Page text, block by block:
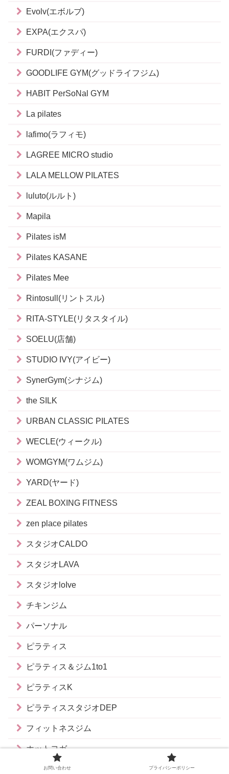
Evolv(エボルブ)
EXPA(エクスパ)
FURDI(ファディー)
GOODLIFE GYM(グッドライフジム)
HABIT PerSoNal GYM
La pilates
lafimo(ラフィモ)
LAGREE MICRO studio
LALA MELLOW PILATES
luluto(ルルト)
Mapila
Pilates isM
Pilates KASANE
Pilates Mee
Rintosull(リントスル)
RITA-STYLE(リタスタイル)
SOELU(店舗)
STUDIO IVY(アイビー)
SynerGym(シナジム)
the SILK
URBAN CLASSIC PILATES
WECLE(ウィークル)
WOMGYM(ワムジム)
YARD(ヤード)
ZEAL BOXING FITNESS
zen place pilates
スタジオCALDO
スタジオLAVA
スタジオloIve
チキンジム
パーソナル
ピラティス
ピラティス＆ジム1to1
ピラティスK
ピラティススタジオDEP
フィットネスジム
ホットヨガ
地域別お問い合わせ プライバシーポリシー